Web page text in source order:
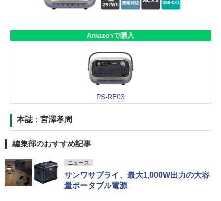
Amazonで購入
PS-RE03
本誌：宮澤孝周
編集部のおすすめ記事
ニュース
サンワサプライ、最大1,000W出力の大容
量ポータブル電源